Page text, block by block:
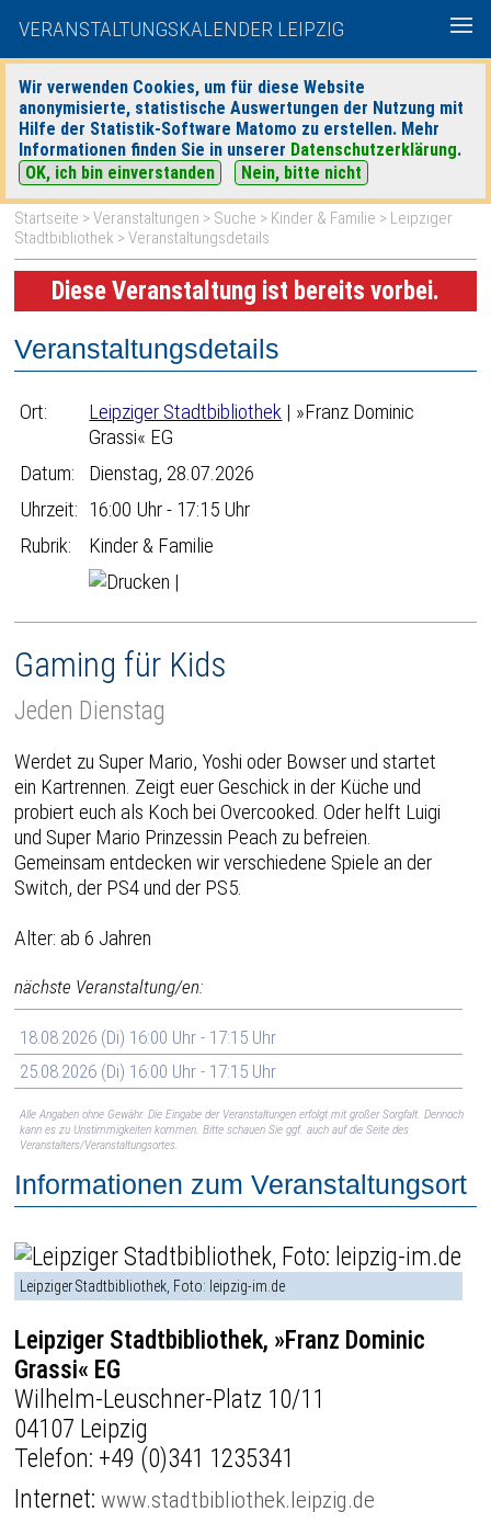
VERANSTALTUNGSKALENDER LEIPZIG
Wir verwenden Cookies, um für diese Website
anonymisierte, statistische Auswertungen der Nutzung mit
Hilfe der Statistik-Software Matomo zu erstellen. Mehr
Informationen finden Sie in unserer Datenschutzerklärung.
OK, ich bin einverstanden
Nein, bitte nicht
heute|morgen| Detaillierte Suche
Startseite >Veranstaltungen > Suche > Kinder & Familie > Leipziger
Stadtbibliothek > Veranstaltungsdetails
Diese Veranstaltung ist bereits vorbei.
Veranstaltungsdetails
Ort: Leipziger Stadtbibliothek | »Franz Dominic
Grassi« EG
Datum:
Dienstag, 28.07.2026
Uhrzeit: 16:00 Uhr - 17:15 Uhr
Rubrik:
Kinder & Familie
|
Gaming für Kids
Jeden Dienstag
Werdet zu Super Mario, Yoshi oder Bowser und startet
ein Kartrennen. Zeigt euer Geschick in der Küche und
probiert euch als Koch bei Overcooked. Oder helft Luigi
und Super Mario Prinzessin Peach zu befreien.
Gemeinsam entdecken wir verschiedene Spiele an der
Switch, der PS4 und der PS5.
Alter: ab 6 Jahren
nächste Veranstaltung/en:
18.08.2026 (Di) 16:00 Uhr - 17:15 Uhr
25.08.2026 (Di) 16:00 Uhr - 17:15 Uhr
Alle Angaben ohne Gewähr. Die Eingabe der Veranstaltungen erfolgt mit großer Sorgfalt. Dennoch
kann es zu Unstimmigkeiten kommen. Bitte schauen Sie ggf. auch auf die Seite des
Veranstalters/Veranstaltungsortes.
Informationen zum Veranstaltungsort
Leipziger Stadtbibliothek, Foto: leipzig-im.de
Leipziger Stadtbibliothek, »Franz Dominic
Grassi« EG
Wilhelm-Leuschner-Platz 10/11
04107 Leipzig
Telefon: +49 (0)341 1235341
Internet:www.stadtbibliothek.leipzig.de